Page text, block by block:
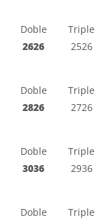
Doble
Triple
2626 2526
Doble
Triple
2826 2726
Doble
Triple
3036 2936
Doble
Triple